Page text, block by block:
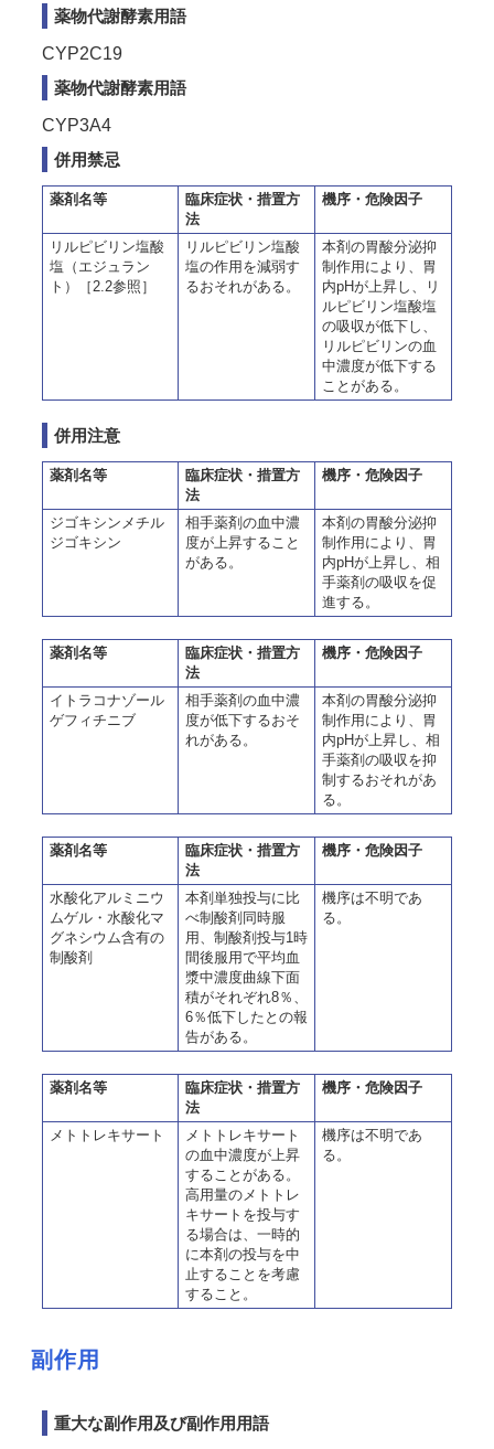
薬物代謝酵素用語
CYP2C19
薬物代謝酵素用語
CYP3A4
併用禁忌
薬剤名等
臨床症状・措置方
法
機序・危険因子
リルピビリン塩酸
塩（エジュラン
ト）［2.2参照］
リルピビリン塩酸
塩の作用を減弱す
るおそれがある。
本剤の胃酸分泌抑
制作用により、胃
内pHが上昇し、リ
ルピビリン塩酸塩
の吸収が低下し、
リルピビリンの血
中濃度が低下する
ことがある。
併用注意
薬剤名等
臨床症状・措置方
法
機序・危険因子
ジゴキシンメチル
ジゴキシン
相手薬剤の血中濃
度が上昇すること
がある。
本剤の胃酸分泌抑
制作用により、胃
内pHが上昇し、相
手薬剤の吸収を促
進する。
薬剤名等
臨床症状・措置方
法
機序・危険因子
イトラコナゾール
ゲフィチニブ
相手薬剤の血中濃
度が低下するおそ
れがある。
本剤の胃酸分泌抑
制作用により、胃
内pHが上昇し、相
手薬剤の吸収を抑
制するおそれがあ
る。
薬剤名等
臨床症状・措置方
法
機序・危険因子
水酸化アルミニウ
ムゲル・水酸化マ
グネシウム含有の
制酸剤
本剤単独投与に比
べ制酸剤同時服
用、制酸剤投与1時
間後服用で平均血
漿中濃度曲線下面
積がそれぞれ8％、
6％低下したとの報
告がある。
機序は不明であ
る。
薬剤名等
臨床症状・措置方
法
機序・危険因子
メトトレキサート
メトトレキサート
の血中濃度が上昇
することがある。
高用量のメトトレ
キサートを投与す
る場合は、一時的
に本剤の投与を中
止することを考慮
すること。
機序は不明であ
る。
副作用
重大な副作用及び副作用用語